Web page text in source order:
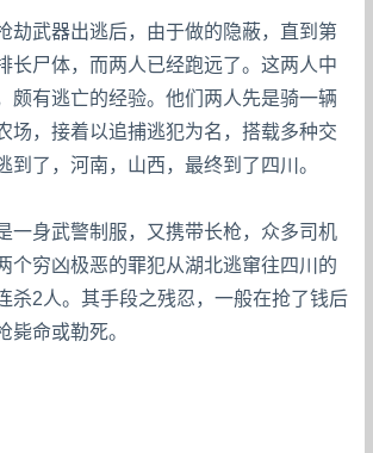
劫武器出逃后，由于做的隐蔽，直到第
长尸体，而两人已经跑远了。这两人中
颇有逃亡的经验。他们两人先是骑一辆
场，接着以追捕逃犯为名，搭载多种交
到了，河南，山西，最终到了四川。
一身武警制服，又携带长枪，众多司机
个穷凶极恶的罪犯从湖北逃窜往四川的
杀2人。其手段之残忍，一般在抢了钱后
毙命或勒死。